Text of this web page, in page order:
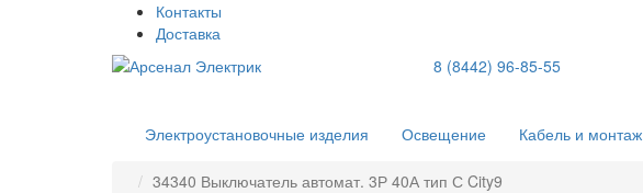
Контакты
Доставка
8 (8442) 96-85-55
Электроустановочные изделия Освещение Кабель и монтаж
34340 Выключатель автомат. 3Р 40А тип С City9